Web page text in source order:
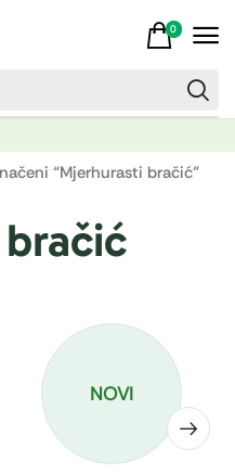
0
“Mjerhurasti bračić”
NOVI